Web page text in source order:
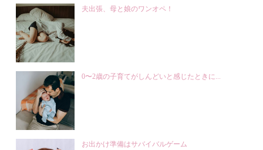
夫出張、母と娘のワンオペ！
0〜2歳の子育てがしんどいと感じたときに...
お出かけ準備はサバイバルゲーム